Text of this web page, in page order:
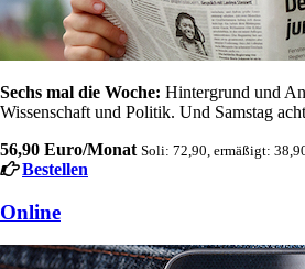
Sechs mal die Woche: Hintergrund und
Wissenschaft und Politik. Und Samstag
56,90 Euro/Monat Soli: 72,90, ermäßigt:
Bestellen
Online